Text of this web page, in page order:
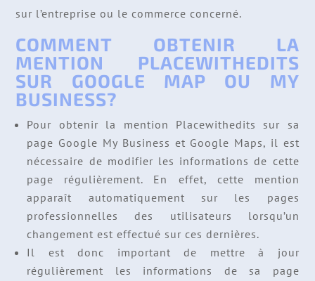
sur l’entreprise ou le commerce concerné.
COMMENT OBTENIR LA
MENTION PLACEWITHEDITS
SUR GOOGLE MAP OU MY
BUSINESS?
Pour obtenir la mention Placewithedits sur sa
page Google My Business et Google Maps, il est
nécessaire de modifier les informations de cette
page régulièrement. En effet, cette mention
apparaît automatiquement sur les pages
professionnelles des utilisateurs lorsqu’un
changement est effectué sur ces dernières.
Il est donc important de mettre à jour
régulièrement les informations de sa page